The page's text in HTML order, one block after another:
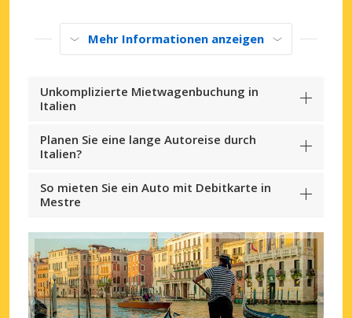
Mehr Informationen anzeigen
Unkomplizierte Mietwagenbuchung in
Italien
Planen Sie eine lange Autoreise durch
Italien?
So mieten Sie ein Auto mit Debitkarte in
Mestre